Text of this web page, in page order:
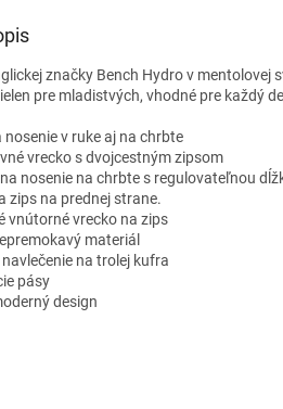
značky Bench Hydrov mentolovej
pre mladistvých, vhodné pre každý
nosenie v ruke aj na chrbte
vrecko s dvojcestným zipsom
nosenie na chrbte s regulovateľnou
zips na prednej strane.
vnútorné vrecko na zips
materiál
navlečenie na trolej kufra
pásy
design